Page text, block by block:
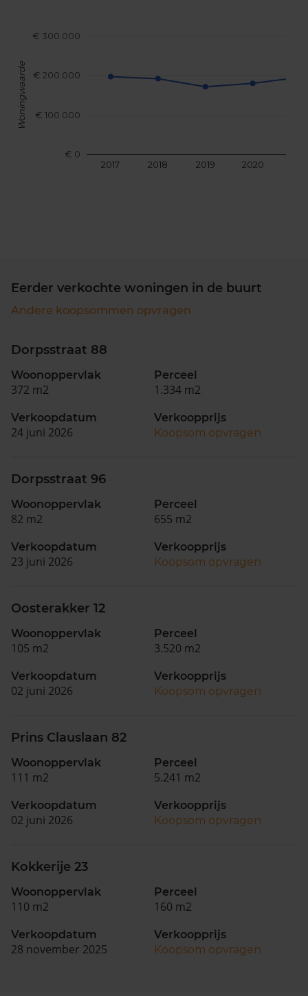
2017 2018 2019 2020
€ 0
€ 100.000
€ 200.000
€ 300.000
Woningwaarde
Eerder verkochte woningen in de buurt
Andere koopsommen opvragen
Dorpsstraat 88
Woonoppervlak
372 m2
Perceel
1.334 m2
Verkoopdatum
24 juni 2026
Verkoopprijs
Koopsom opvragen
Dorpsstraat 96
Woonoppervlak
82 m2
Perceel
655 m2
Verkoopdatum
23 juni 2026
Verkoopprijs
Koopsom opvragen
Oosterakker 12
Woonoppervlak
105 m2
Perceel
3.520 m2
Verkoopdatum
02 juni 2026
Verkoopprijs
Koopsom opvragen
Prins Clauslaan 82
Woonoppervlak
111 m2
Perceel
5.241 m2
Verkoopdatum
02 juni 2026
Verkoopprijs
Koopsom opvragen
Kokkerije 23
Woonoppervlak
110 m2
Perceel
160 m2
Verkoopdatum
28 november 2025
Verkoopprijs
Koopsom opvragen